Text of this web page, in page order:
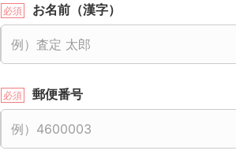
お名前（漢字）
郵便番号